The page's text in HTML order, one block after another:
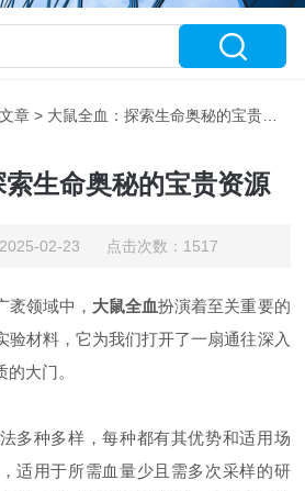
章 > 大鼠全血：探索生命奥秘的宝贵资源
生命奥秘的宝贵资源
2025-02-23 点击次数：1517
领域中， 大鼠全血扮演着至关重要的
验材料，它为我们打开了一扇通往深入
大门。
种多样，每种都有其优势和适用场
适用于所需血量少且需多次采样的研